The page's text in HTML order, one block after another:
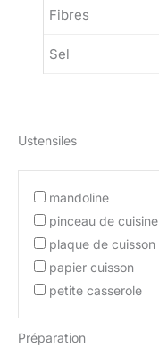
Fibres
Sel
Ustensiles
mandoline
pinceau de cuisine
plaque de cuisson
papier cuisson
petite casserole
Préparation